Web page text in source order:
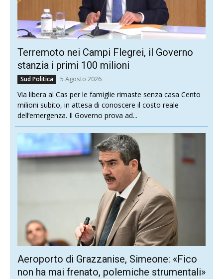
Terremoto nei Campi Flegrei, il Governo
stanzia i primi 100 milioni
Sud Politica 5 Agosto 2026
Via libera al Cas per le famiglie rimaste senza casa Cento
milioni subito, in attesa di conoscere il costo reale
dell’emergenza. Il Governo prova ad...
Aeroporto di Grazzanise, Simeone: «Fico
non ha mai frenato, polemiche strumentali»